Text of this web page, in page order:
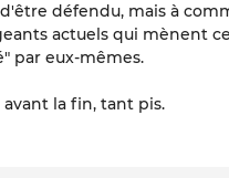
défendu, mais à
actuels qui mènent
par eux-mêmes.
la fin, tant pis.